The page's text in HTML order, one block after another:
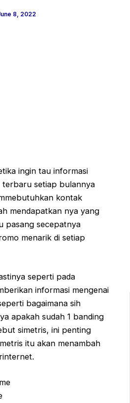
8, 2022
ingin tau informasi
setiap bulannya
kontak
mendapatkan nya yang
pasang secepatnya
menarik di setiap
seperti pada
informasi mengenai
bagaimana sih
apakah sudah 1 banding
simetris, ini penting
itu akan menambah